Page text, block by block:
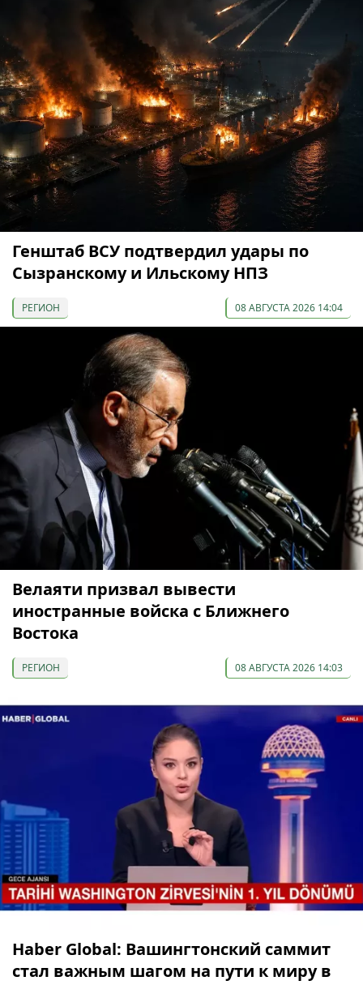
Генштаб ВСУ подтвердил удары по
Сызранскому и Ильскому НПЗ
РЕГИОН 08 АВГУСТА 2026 14:04
Велаяти призвал вывести
иностранные войска с Ближнего
Востока
РЕГИОН 08 АВГУСТА 2026 14:03
Haber Global: Вашингтонский саммит
стал важным шагом на пути к миру в